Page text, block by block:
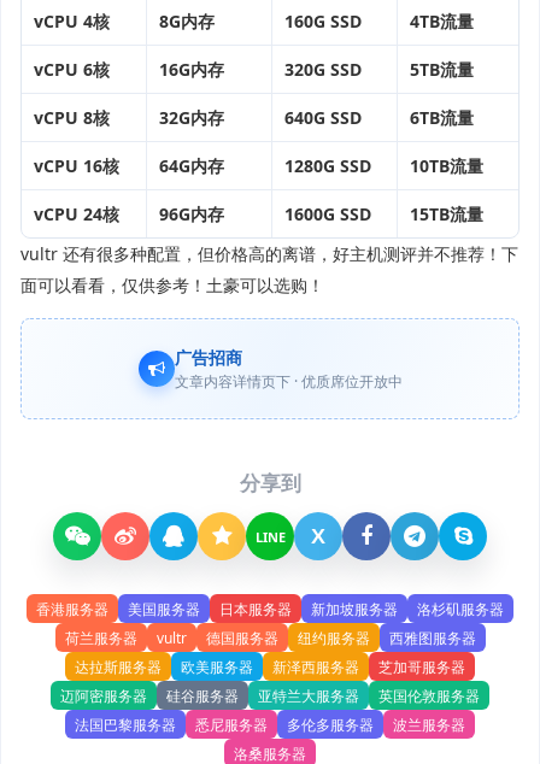
vCPU 4核 8G内存 160G SSD 4TB流量
vCPU 6核 16G内存 320G SSD 5TB流量
vCPU 8核 32G内存 640G SSD 6TB流量
vCPU 16核 64G内存 1280G SSD 10TB流量
vCPU 24核 96G内存 1600G SSD 15TB流量
vultr 还有很多种配置，但价格高的离谱，好主机测评并不推荐！下
面可以看看，仅供参考！土豪可以选购！
广告招商
文章内容详情页下 · 优质席位开放中
分享到
LINE X
香港服务器 美国服务器 日本服务器 新加坡服务器
洛杉矶服务器
荷兰服务器
vultr 德国服务器 纽约服务器
西雅图服务器
达拉斯服务器
欧美服务器 新泽西服务器
芝加哥服务器
迈阿密服务器
硅谷服务器 亚特兰大服务器
英国伦敦服务器
法国巴黎服务器
悉尼服务器 多伦多服务器
波兰服务器
洛桑服务器